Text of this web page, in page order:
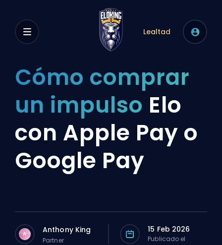
Lealtad
Cómo comprar
un impulso Elo
con Apple Pay o
Google Pay
A Anthony King
Partner
15 Feb 2026
Publicado el